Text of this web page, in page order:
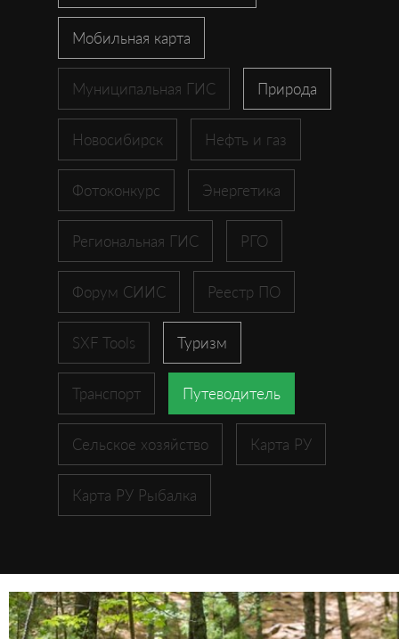
Мобильная карта
Муниципальная ГИС Природа
Новосибирск Нефть и газ
Фотоконкурс Энергетика
Региональная ГИС РГО
Форум СИИС Реестр ПО
SXF Tools Туризм
Транспорт Путеводитель
Сельское хозяйство Карта РУ
Карта РУ Рыбалка